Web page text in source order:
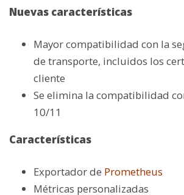
Nuevas características
Mayor compatibilidad con la
de transporte, incluidos los
cliente
Se elimina la compatibilidad
10/11
Características
Exportador de Prometheus
Métricas personalizadas